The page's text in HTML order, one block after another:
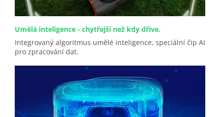
Umělá inteligence - chytřejší než kdy dříve.
Integrovaný algoritmus umělé inteligence, speciální čip AI
pro zpracování dat.